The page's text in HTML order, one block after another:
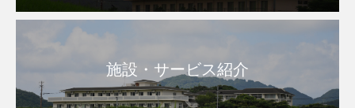
施設・サービス紹介